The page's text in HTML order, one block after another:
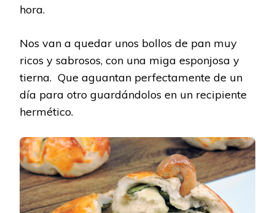
hora.
Nos van a quedar unos bollos de pan muy
ricos y sabrosos, con una miga esponjosa y
tierna. Que aguantan perfectamente de un
día para otro guardándolos en un recipiente
hermético.